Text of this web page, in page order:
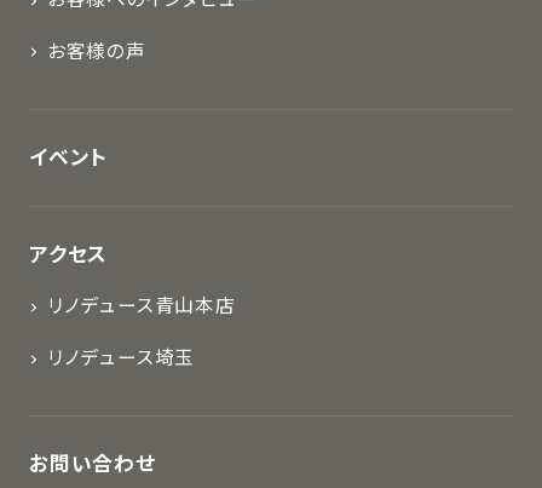
お客様の声
イベント
アクセス
リノデュース青山本店
リノデュース埼玉
お問い合わせ